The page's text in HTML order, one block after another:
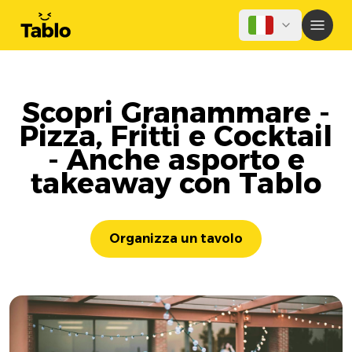
Scopri Granammare -
Pizza, Fritti e Cocktail
- Anche asporto e
takeaway con Tablo
Organizza un tavolo